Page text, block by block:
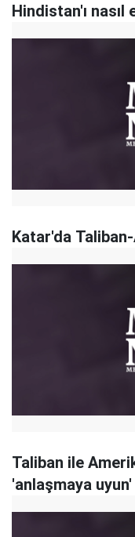
Hindistan'ı nasıl
Katar'da
Taliban ile
'anlaşmaya uyun'